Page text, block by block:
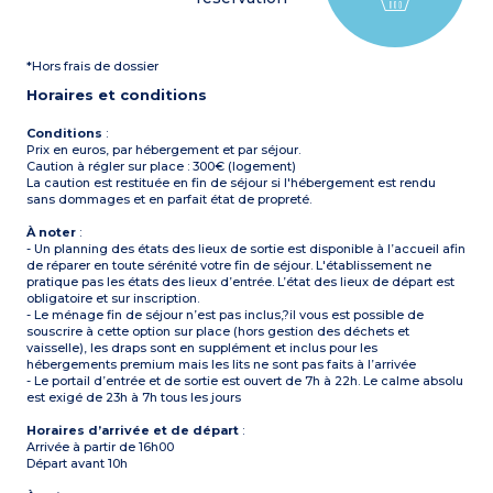
- Draps et serviettes fournis
- Sur pilotis : accès par 5
marches
Stores occultants
À noter :draps et
participants inscrits (lits
pas faits à l’arrivée)
Capacité max. 6
personnes bébé inclus
*Hors frais de dossier
Horaires et conditions
Conditions :
Prix en euros, par hébergement et par séjour.
Caution à régler sur place : 300€ (logement)
La caution est restituée en fin de séjour si l'hébergement est rendu
sans dommages et en parfait état de propreté.
À noter :
- Un planning des états des lieux de sortie est disponible à l’accueil afin
de réparer en toute sérénité votre fin de séjour. L'établissement ne
pratique pas les états des lieux d’entrée. L’état des lieux de départ est
obligatoire et sur inscription.
- Le ménage fin de séjour n’est pas inclus,?il vous est possible de
souscrire à cette option sur place (hors gestion des déchets et
vaisselle), les draps sont en supplément et inclus pour les
hébergements premium mais les lits ne sont pas faits à l’arrivée
- Le portail d’entrée et de sortie est ouvert de 7h à 22h. Le calme absolu
est exigé de 23h à 7h tous les jours
Horaires d’arrivée et de départ :
Arrivée à partir de 16h00
Départ avant 10h